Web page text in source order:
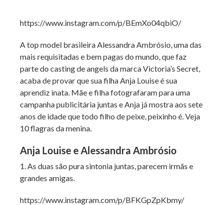
https://www.instagram.com/p/BEmXo04qbiO/
A top model brasileira Alessandra Ambrósio, uma das
mais requisitadas e bem pagas do mundo, que faz
parte do casting de angels da marca Victoria’s Secret,
acaba de provar que sua filha Anja Louise é sua
aprendiz inata. Mãe e filha fotografaram para uma
campanha publicitária juntas e Anja já mostra aos sete
anos de idade que todo filho de peixe, peixinho é. Veja
10 flagras da menina.
Anja Louise e Alessandra Ambrósio
1. As duas são pura sintonia juntas, parecem irmãs e
grandes amigas.
https://www.instagram.com/p/BFKGpZpKbmy/